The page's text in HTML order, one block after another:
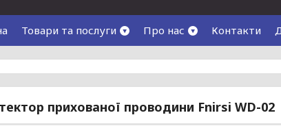
Товари та послуги Про нас Контакти
прихованої проводини Fnirsi WD-02